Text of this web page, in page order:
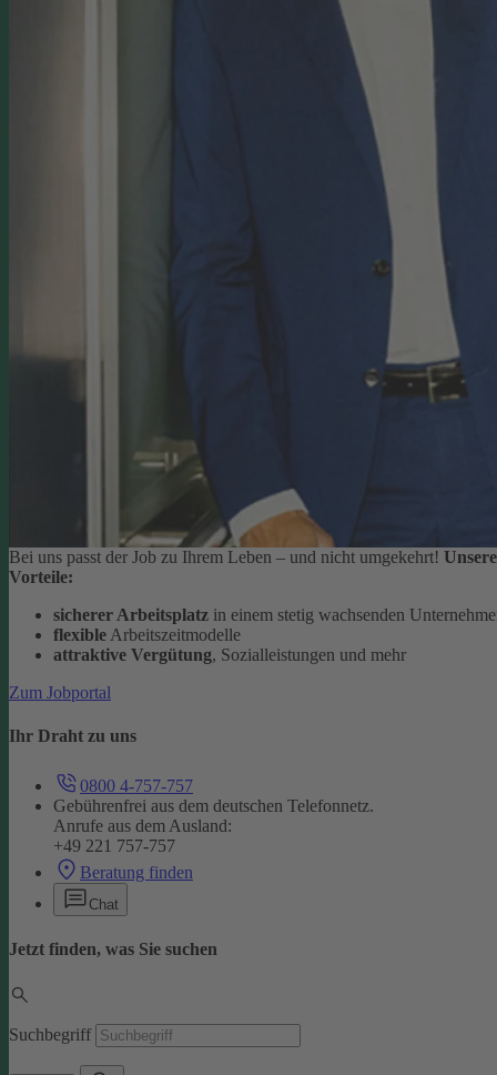
Bei uns passt der Job zu Ihrem Leben – und nicht umgekehrt! Unsere
Vorteile:
sicherer Arbeitsplatz in einem stetig wachsenden
flexible Arbeitszeitmodelle
attraktive Vergütung, Sozialleistungen und mehr
Zum Jobportal
Ihr Draht zu uns
0800 4-757-757
Gebührenfrei aus dem deutschen Telefonnetz.
Anrufe aus dem Ausland:
+49 221 757-757
Beratung finden
Chat
Jetzt finden, was Sie suchen
Suchbegriff